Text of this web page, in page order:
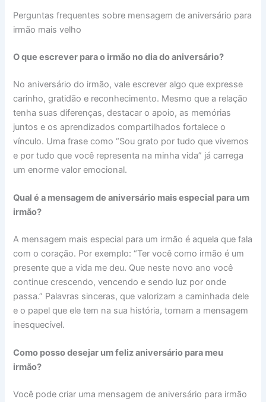
Perguntas frequentes sobre mensagem de aniversário para
irmão mais velho
O que escrever para o irmão no dia do aniversário?
No aniversário do irmão, vale escrever algo que expresse
carinho, gratidão e reconhecimento. Mesmo que a relação
tenha suas diferenças, destacar o apoio, as memórias
juntos e os aprendizados compartilhados fortalece o
vínculo. Uma frase como “Sou grato por tudo que vivemos
e por tudo que você representa na minha vida” já carrega
um enorme valor emocional.
Qual é a mensagem de aniversário mais especial para um
irmão?
A mensagem mais especial para um irmão é aquela que fala
com o coração. Por exemplo: “Ter você como irmão é um
presente que a vida me deu. Que neste novo ano você
continue crescendo, vencendo e sendo luz por onde
passa.” Palavras sinceras, que valorizam a caminhada dele
e o papel que ele tem na sua história, tornam a mensagem
inesquecível.
Como posso desejar um feliz aniversário para meu
irmão?
Você pode criar uma mensagem de aniversário para irmão